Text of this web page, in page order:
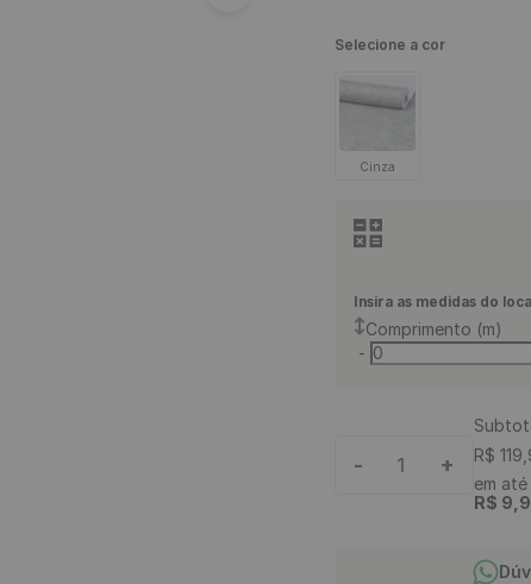
Selecione a cor
Cinza
Insira as medidas do
Comprimento (m)
-
- 1 +
R$ 119
em até
R$ 9